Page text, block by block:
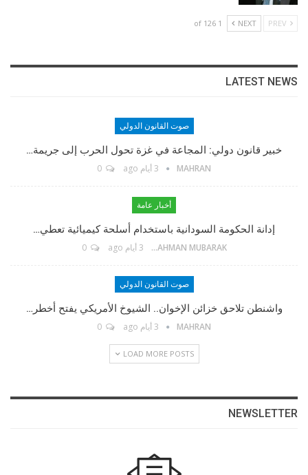
NEXT
1 of 126
LATEST NEWS
صوت القانون الدولي
خبير قانون دولي: المجاعة في غزة تحول الحرب إلى جريمة…
MAHRAN 3 أيام ago
أخبار عامة
إدانة الحكومة السودانية باستخدام أسلحة كيميائية تعطي…
ABDELRAHMAN MUBARAK 3 أيام ago 0
صوت القانون الدولي
واشنطن تلاحق خزائن الإخوان.. الشيوخ الأمريكي يفتح أخطر…
MAHRAN 3 أيام ago
LOAD MORE POSTS
NEWSLETTER
مؤسس الموقع
Twitter
Instagram
البريد الإلكتروني